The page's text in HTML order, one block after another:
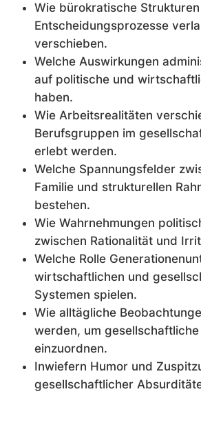
Wie bürokratische Strukturen
Entscheidungsprozesse
verschieben.
Welche Auswirkungen
auf politische und
haben.
Wie Arbeitsrealitäten
Berufsgruppen im
erlebt werden.
Welche Spannungsfelder
Familie und strukturellen
bestehen.
Wie Wahrnehmungen
zwischen Rationalität und
Welche Rolle
wirtschaftlichen und
Systemen spielen.
Wie alltägliche
werden, um
einzuordnen.
Inwiefern Humor und
gesellschaftlicher